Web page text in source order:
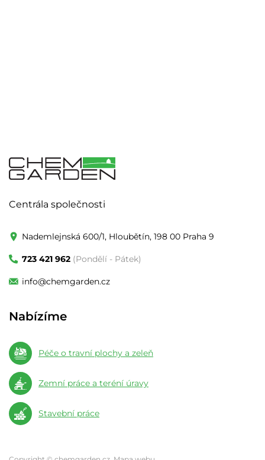
Centrála společnosti
Nademlejnská 600/1, Hloubětín, 198 00 Praha 9
723 421 962 (Pondělí - Pátek)
info@chemgarden.cz
Nabízíme
Péče o travní plochy a zeleň
Zemní práce a teréní úravy
Stavební práce